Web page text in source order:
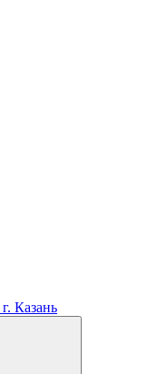
г. Казань